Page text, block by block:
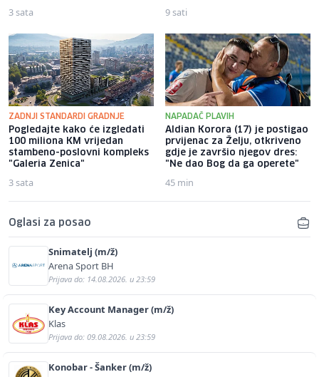
3 sata 9 sati
ZADNJI STANDARDI GRADNJE
Pogledajte kako će izgledati
100 miliona KM vrijedan
stambeno-poslovni kompleks
"Galeria Zenica"
3 sata
NAPADAČ PLAVIH
Aldian Korora (17) je postigao
prvijenac za Želju, otkriveno
gdje je završio njegov dres:
"Ne dao Bog da ga operete"
45 min
Oglasi za posao
Snimatelj (m/ž)
Arena Sport BH
Prijava do: 14.08.2026. u 23:59
Key Account Manager (m/ž)
Klas
Prijava do: 09.08.2026. u 23:59
Konobar - Šanker (m/ž)